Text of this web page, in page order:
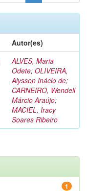
Autor(es)
ALVES, Maria
Odete; OLIVEIRA,
Alysson Inácio de;
CARNEIRO, Wendell
Márcio Araújo;
MACIEL, Iracy
Soares Ribeiro
1